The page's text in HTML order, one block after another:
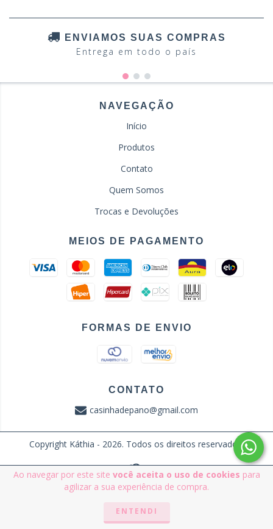
Ao navegar por este site você aceita o uso de cookies para
agilizar a sua experiência de compra.
ENTENDI
ENVIAMOS SUAS COMPRAS
Entrega em todo o país
NAVEGAÇÃO
Início
Produtos
Contato
Quem Somos
Trocas e Devoluções
MEIOS DE PAGAMENTO
FORMAS DE ENVIO
CONTATO
casinhadepano@gmail.com
Copyright Káthia - 2026. Todos os direitos reservados.